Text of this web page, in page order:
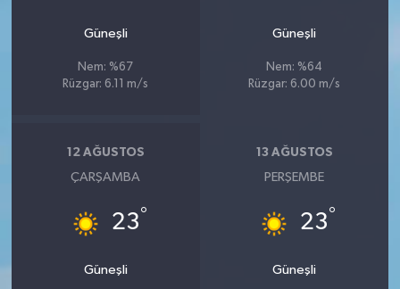
Güneşli
Nem: %67
Rüzgar: 6.11 m/s
Güneşli
Nem: %64
Rüzgar: 6.00 m/s
12 AĞUSTOS
ÇARŞAMBA
23°
Güneşli
13 AĞUSTOS
PERŞEMBE
23°
Güneşli